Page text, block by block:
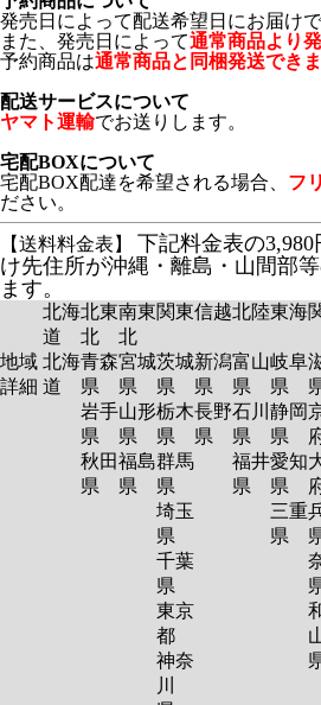
発売日によって配送希望日にお届け
また、発売日によって通常商品より
予約商品は通常商品と同梱発送できま
配送サービスについて
ヤマト運輸でお送りします。
宅配BOXについて
宅配BOX配達を希望される場合、 フ
ださい。
【送料料金表】
下記料金表の
け先住所が沖縄・離島・山間部
ます。
北海
道
北東
北
南東
北
関東信越北陸東海
地域
詳細
北海
道
青森
県
岩手
県
秋田
県
宮城
県
山形
県
福島
県
茨城
県
栃木
県
群馬
県
埼玉
県
千葉
県
東京
都
神奈
川
新潟
県
長野
県
富山
県
石川
県
福井
県
岐阜
県
静岡
県
愛知
県
三重
県